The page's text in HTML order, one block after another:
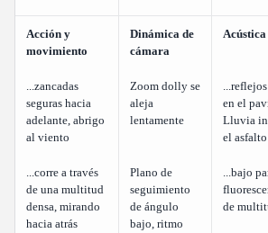
Acción y
movimiento
Dinámica de
cámara
...zancadas
seguras hacia
adelante, abrigo
al viento
Zoom dolly se
aleja
lentamente
en el
Lluvia
el asfalto
...corre a través
de una multitud
densa, mirando
hacia atrás
Plano de
seguimiento
de ángulo
bajo, ritmo
...bajo
de